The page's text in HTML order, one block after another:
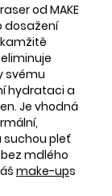
od MAKE
dosažení
svému
hydrataci a
Je vhodná
suchou pleť
mdlého
make-ups